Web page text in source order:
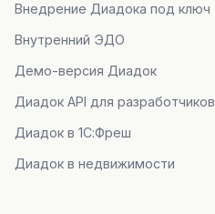
Внедрение Диадока под ключ
Внутренний ЭДО
Демо-версия Диадок
Диадок API для разработчиков
Диадок в 1С:Фреш
Диадок в недвижимости